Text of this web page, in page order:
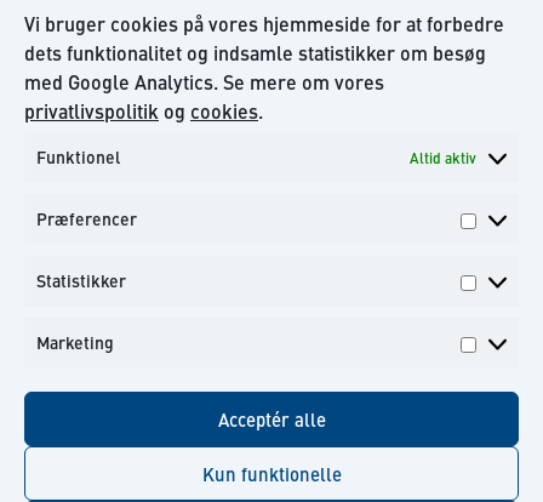
Vi bruger cookies på vores hjemmeside for at forbedre
dets funktionalitet og indsamle statistikker om besøg
med Google Analytics. Se mere om vores
privatlivspolitik og cookies.
Funktionel Altid aktiv
Præferencer
Statistikker
Marketing
Acceptér alle
Kun funktionelle
Our Promise to the Environment
INFORMATION
Om KiiltoClean A/S
Kontakt